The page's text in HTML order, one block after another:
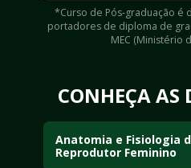
*Curso de Pós-graduação é
portadores de diploma de
MEC (Ministério
CONHEÇA AS
Anatomia e Fisiologia
Reprodutor Feminino